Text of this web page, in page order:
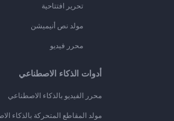
تحرير افتتاحية
مولد نص أنيميشن
محرر فيديو
أدوات الذكاء الاصطناعي
محرر الفيديو بالذكاء الاصطناعي
مولد المقاطع المتحركة بالذكاء